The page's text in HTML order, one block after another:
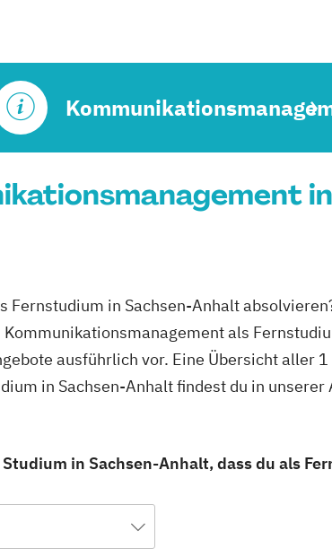
in Sachsen-Anhalt
als
ausführlich vor. Eine Übersicht aller
in Sachsen-Anhalt findest du in
in Sachsen-Anhalt, dass du als